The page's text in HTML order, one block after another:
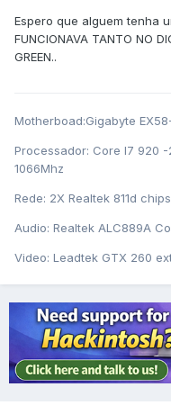
Espero que alguem tenha
FUNCIONAVA TANTO NO
GREEN..
Motherboad:Gigabyte
Processador: Core I7 920 -
1066Mhz
Rede: 2X Realtek 811d
Audio: Realtek ALC889A
Video: Leadtek GTX 260